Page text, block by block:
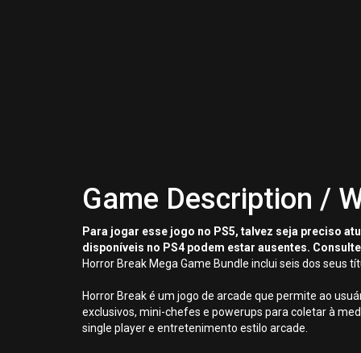
Game Description /
Para jogar esse jogo no PS5, talvez seja preciso
disponíveis no PS4 podem estar ausentes.
Horror Break Mega Game Bundle inclui seis dos seus
Horror Break é um jogo de arcade que permite ao
exclusivos, mini-chefes e powerups para coletar à
single player e entretenimento estilo arcade.